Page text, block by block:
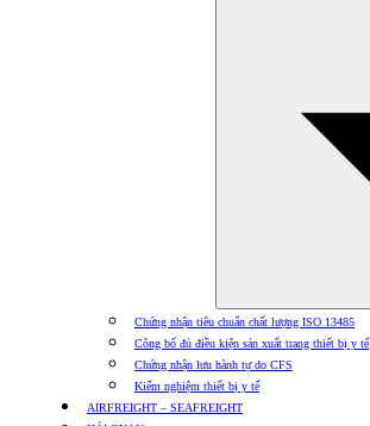
Chứng nhận tiêu chuẩn chất lượng ISO 13485
Công bố đủ điều kiện sản xuất trang thiết bị y tế
Chứng nhận lưu hành tự do CFS
Kiểm nghiệm thiết bị y tế
AIRFREIGHT – SEAFREIGHT